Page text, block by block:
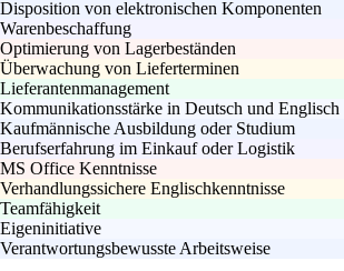
Disposition von elektronischen Komponenten
Warenbeschaffung
Optimierung von Lagerbeständen
Überwachung von Lieferterminen
Lieferantenmanagement
Kommunikationsstärke in Deutsch und Englisch
Kaufmännische Ausbildung oder Studium
Berufserfahrung im Einkauf oder Logistik
MS Office Kenntnisse
Verhandlungssichere Englischkenntnisse
Teamfähigkeit
Eigeninitiative
Verantwortungsbewusste Arbeitsweise